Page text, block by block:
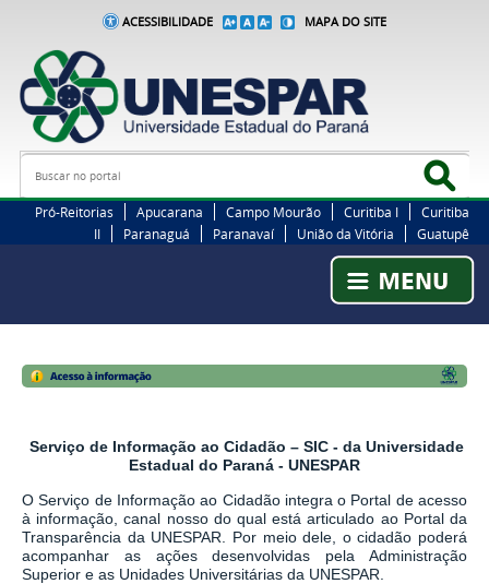
ACESSIBILIDADE MAPA DO SITE
Busca
Pró-Reitorias Apucarana Campo Mourão Curitiba I
Curitiba
II
Paranaguá Paranavaí União da Vitória Guatupê
Serviço de Informação ao Cidadão – SIC - da Universidade
Estadual do Paraná - UNESPAR
O Serviço de Informação ao Cidadão integra o Portal de acesso
à informação, canal nosso do qual está articulado ao Portal da
Transparência da UNESPAR. Por meio dele, o cidadão poderá
acompanhar as ações desenvolvidas pela Administração
Superior e as Unidades Universitárias da UNESPAR.